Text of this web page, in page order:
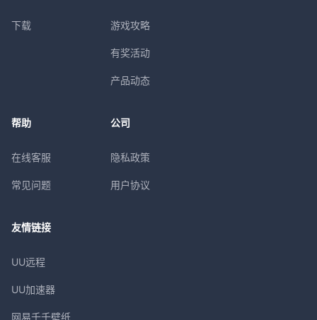
下载 游戏攻略
有奖活动
产品动态
帮助
在线客服
常见问题
公司
隐私政策
用户协议
友情链接
UU远程
UU加速器
网易千千壁纸